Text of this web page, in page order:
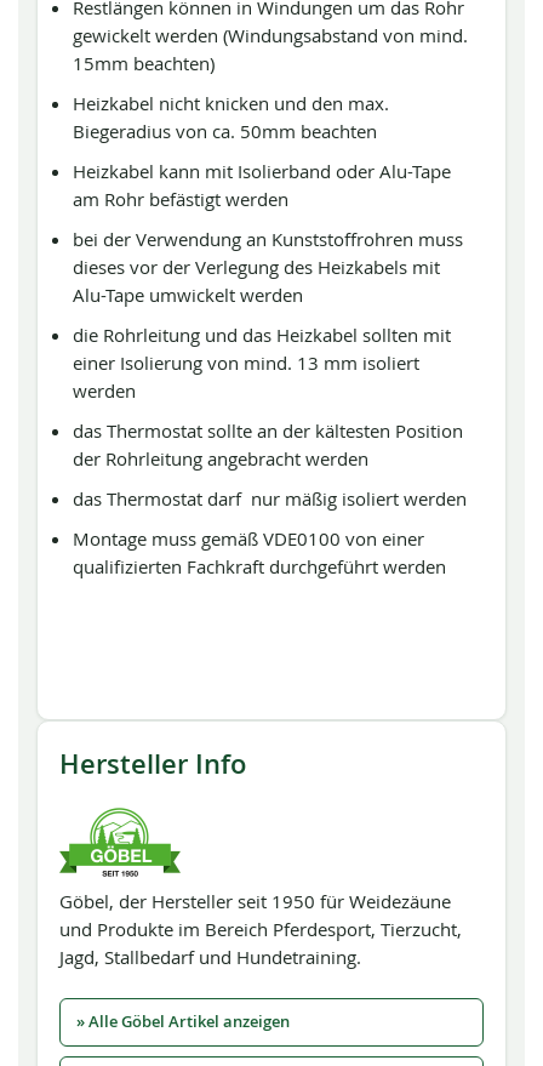
Restlängen können in Windungen um das Rohr
gewickelt werden (Windungsabstand von mind.
15mm beachten)
Heizkabel nicht knicken und den max.
Biegeradius von ca. 50mm beachten
Heizkabel kann mit Isolierband oder Alu-Tape
am Rohr befästigt werden
bei der Verwendung an Kunststoffrohren muss
dieses vor der Verlegung des Heizkabels mit
Alu-Tape umwickelt werden
die Rohrleitung und das Heizkabel sollten mit
einer Isolierung von mind. 13 mm isoliert
werden
das Thermostat sollte an der kältesten Position
der Rohrleitung angebracht werden
das Thermostat darf nur mäßig isoliert werden
Montage muss gemäß VDE0100 von einer
qualifizierten Fachkraft durchgeführt werden
Hersteller Info
Göbel, der Hersteller seit 1950 für Weidezäune
und Produkte im Bereich Pferdesport, Tierzucht,
Jagd, Stallbedarf und Hundetraining.
» Alle Göbel Artikel anzeigen